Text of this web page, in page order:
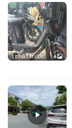
1 phút trước 6